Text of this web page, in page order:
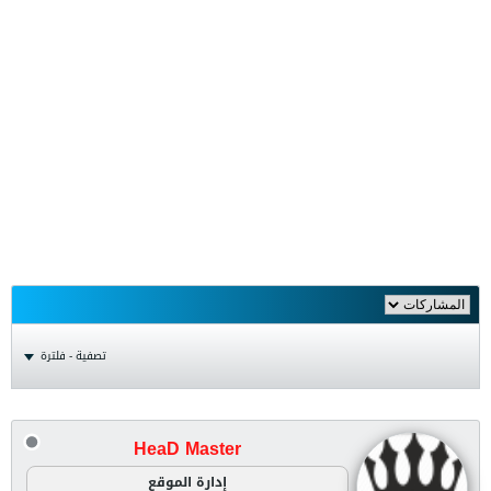
تصفية - فلترة
HeaD Master
إدارة الموقع